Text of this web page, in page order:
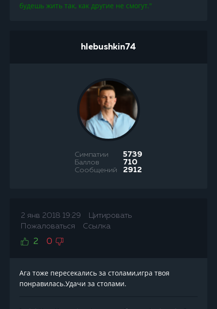
будешь жить так, как другие не смогут."
hlebushkin74
Симпатии 5739
Баллов 710
Сообщений 2912
2 янв 2018 19:29
Цитировать
Пожаловаться
Ссылка
2 0
Ага тоже пересекались за столами,игра твоя
понравилась.Удачи за столами.